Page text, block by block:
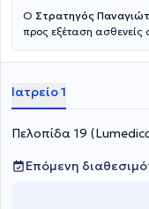
Ο Στρατηγός
προς εξέταση ασθενείς
Εθνικού και
Γενική Χειρουργική στα
"Τζάνειο", Γενικό Νοσοκομείο Νίκαιας "Άγιος Παντελεήμων" και 251
Γενικό Νοσοκομείο
Νοσοκομείο Αθηνών «Η
Διευθυντή Γενικής
στα Γενικά Νοσοκομεία
νοσοκομεία της
Ιατρείο 1
Πελοπίδα 19
Επόμενη